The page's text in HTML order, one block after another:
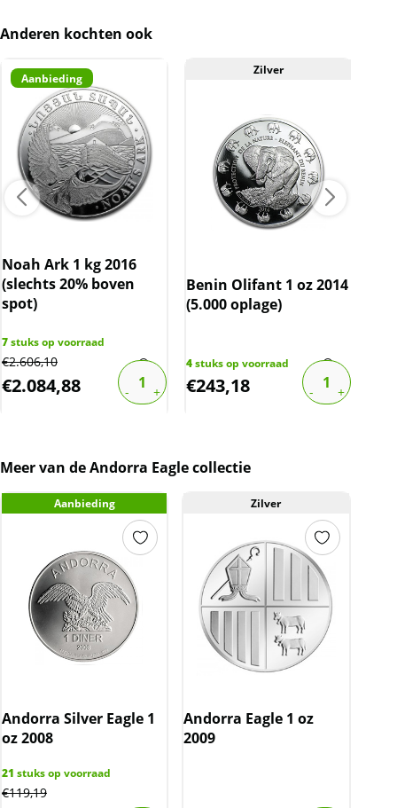
Anderen kochten ook
Aanbieding
Noah Ark 1 kg 2016
(slechts 20% boven
spot)
7stuks op voorraad
€2.606,10
€2.084,88
Zilver
Benin Olifant 1 oz 2014
(5.000 oplage)
4stuks op voorraad
€243,18
Meer van de Andorra Eagle collectie
Aanbieding
Andorra Silver Eagle 1
oz 2008
21 stuks op voorraad
€119,19
Zilver
Andorra Eagle 1 oz
2009